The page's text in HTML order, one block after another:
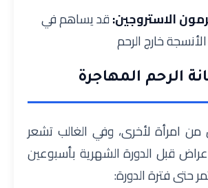
الاستروجين:قد يساهم في
خارج الرحم
الرحم المهاجرة
من امرأة لأخرى، وفي الغالب تشعر
قبل الدورة الشهرية بأسبوعين